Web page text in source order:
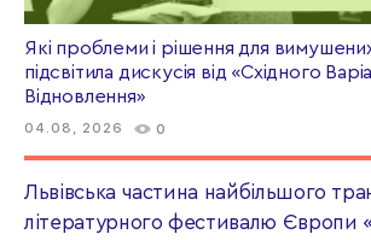
Які проблеми і рішення для
підсвітила дискусія від «Східного
Відновлення»
04.08, 2026 0
Львівська частина найбільшого
літературного фестивалю Європи